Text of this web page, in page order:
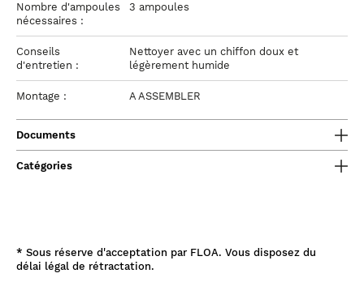
Nombre d'ampoules
nécessaires :
3 ampoules
Conseils
d'entretien :
Nettoyer avec un chiffon doux et
légèrement humide
Montage : A ASSEMBLER
Documents
Catégories
* Sous réserve d'acceptation par FLOA. Vous disposez du
délai légal de rétractation.